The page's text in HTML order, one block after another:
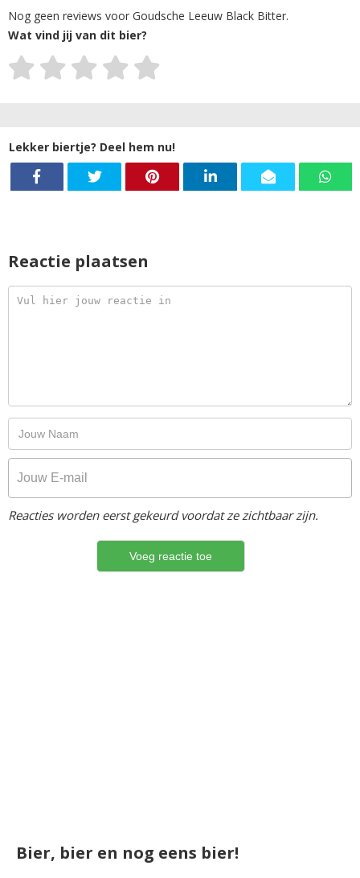
Nog geen reviews voor Goudsche Leeuw Black Bitter.
Wat vind jij van dit bier?
Lekker biertje? Deel hem nu!
Reactie plaatsen
Reacties worden eerst gekeurd voordat ze zichtbaar zijn.
Bier, bier en nog eens bier!